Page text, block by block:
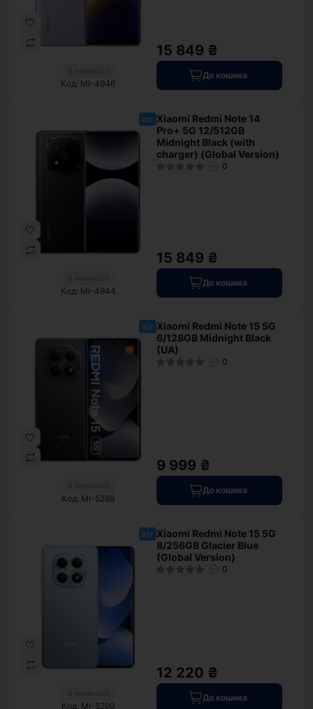
В наявності
Код: MI-4946
15 849 ₴
До кошика
хіт
В наявності
Код: MI-4944
Xiaomi Redmi Note 14
Pro+ 5G 12/512GB
Midnight Black (with
charger) (Global Version)
0
15 849 ₴
До кошика
хіт
В наявності
Код: MI-5288
Xiaomi Redmi Note 15 5G
6/128GB Midnight Black
(UA)
0
9 999 ₴
До кошика
хіт
В наявності
Код: MI-5299
Xiaomi Redmi Note 15 5G
8/256GB Glacier Blue
(Global Version)
0
12 220 ₴
До кошика